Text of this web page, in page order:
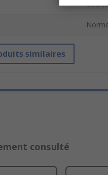
similaires
consulté